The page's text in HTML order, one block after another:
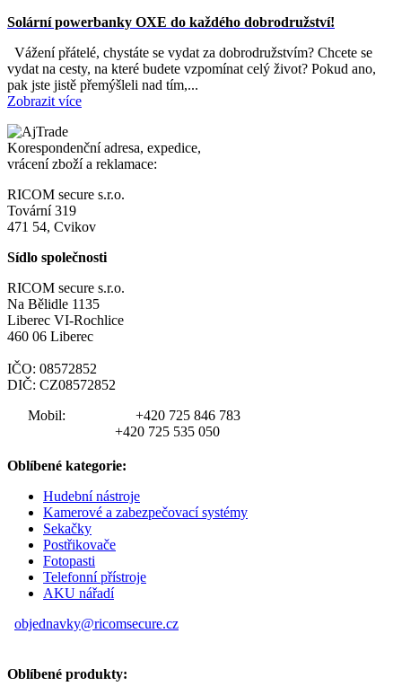
Solární powerbanky OXE do každého dobrodružství!
Vážení přátelé, chystáte se vydat za dobrodružstvím? Chcete se
vydat na cesty, na které budete vzpomínat celý život? Pokud ano,
pak jste jistě přemýšleli nad tím,...
Zobrazit více
Korespondenční adresa, expedice,
vrácení zboží a reklamace:
RICOM secure s.r.o.
Tovární 319
471 54, Cvikov
Sídlo společnosti
RICOM secure s.r.o.
Na Bělidle 1135
Liberec VI-Rochlice
460 06 Liberec
IČO: 08572852
DIČ: CZ08572852
Mobil:
+420 725 846 783
+420 725 535 050
Oblíbené kategorie:
Hudební nástroje
Kamerové a zabezpečovací systémy
Sekačky
Postřikovače
Fotopasti
Telefonní přístroje
AKU nářadí
objednavky@ricomsecure.cz
Oblíbené produkty: